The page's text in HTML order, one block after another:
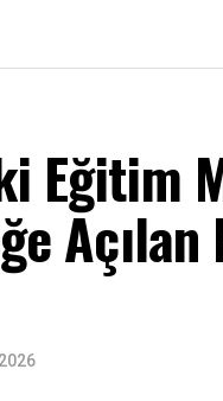
Eğitim